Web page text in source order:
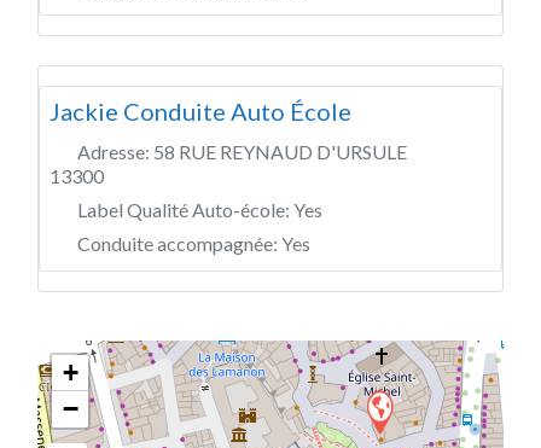
Jackie Conduite Auto École
Adresse: 58 RUE REYNAUD D'URSULE
13300
Label Qualité Auto-école: Yes
Conduite accompagnée: Yes
+
−